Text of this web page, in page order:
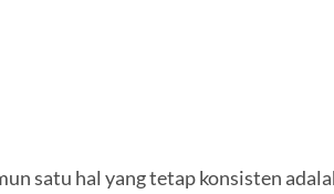
satu hal yang tetap konsisten